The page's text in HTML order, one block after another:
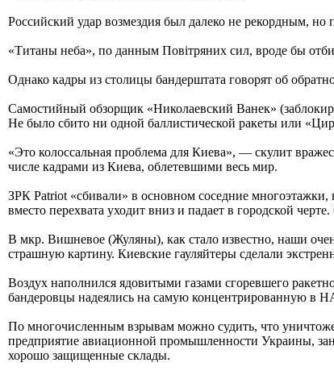
Российский удар возмездия был далеко не рекордным,
«Титаны неба», по данным Повiтряних сил, вроде бы
Однако кадры из столицы бандерштата говорят об
Самостийный обзорщик «Николаевский Ванек»
Не было сбито ни одной баллистической ракеты или
«Это колоссальная проблема для Киева», — скулит
числе кадрами из Киева, облетевшими весь мир.
ЗРК Patriot «сбивали» в основном соседние
вместо перехвата уходит вниз и падает в городской
В мкр. Вишневое (Жуляны), как стало известно, наши
страшную картину. Киевские гауляйтеры сделали
Воздух наполнился ядовитыми газами сгоревшего
бандеровцы надеялись на самую концентрированную в
По многочисленным взрывам можно судить, что
предприятие авиационной промышленности Украины,
хорошо защищенные склады.